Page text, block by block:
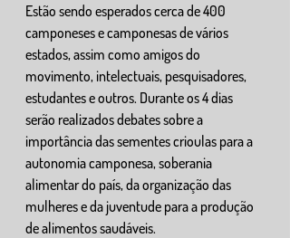
Estão sendo esperados cerca de 400
camponeses e camponesas de vários
estados, assim como amigos do
movimento, intelectuais, pesquisadores,
estudantes e outros. Durante os 4 dias
serão realizados debates sobre a
importância das sementes crioulas para a
autonomia camponesa, soberania
alimentar do país, da organização das
mulheres e da juventude para a produção
de alimentos saudáveis.